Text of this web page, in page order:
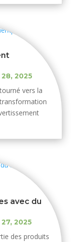
28, 2025
vers la
avec du
27, 2025
des produits